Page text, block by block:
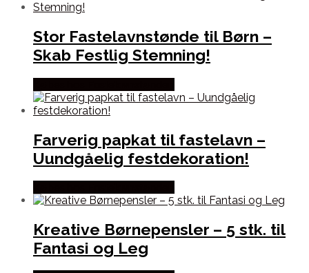
Stor Fastelavnstønde til Børn –
Skab Festlig Stemning!
Farverig papkat til fastelavn –
Uundgåelig festdekoration!
Kreative Børnepensler – 5 stk. til
Fantasi og Leg